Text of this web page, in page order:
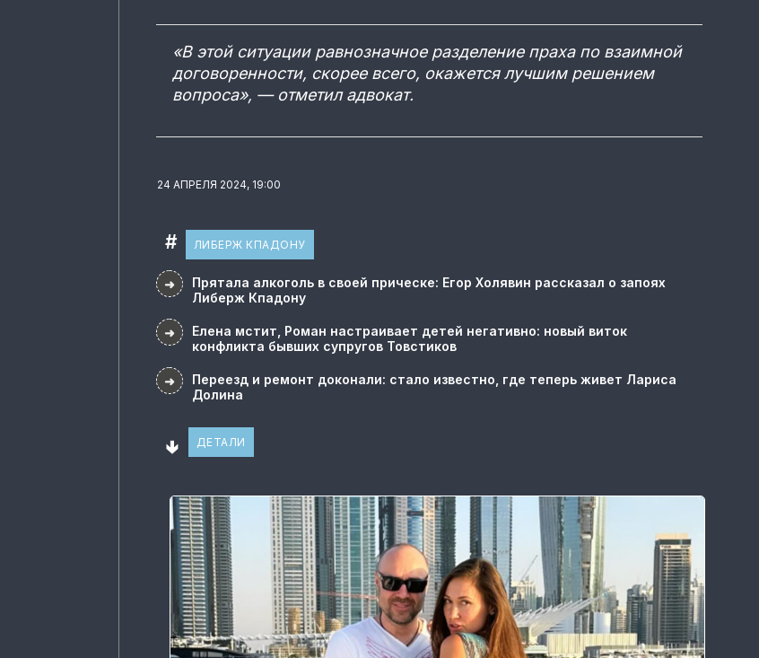
«В этой ситуации равнозначное разделение праха по взаимной
договоренности, скорее всего, окажется лучшим решением
вопроса», — отметил адвокат.
24 АПРЕЛЯ 2024, 19:00
# ЛИБЕРЖ КПАДОНУ
➜
Прятала алкоголь в своей прическе: Егор Холявин рассказал о запоях
Либерж Кпадону
➜
Елена мстит, Роман настраивает детей негативно: новый виток
конфликта бывших супругов Товстиков
➜
Переезд и ремонт доконали: стало известно, где теперь живет Лариса
Долина
🢃 ДЕТАЛИ